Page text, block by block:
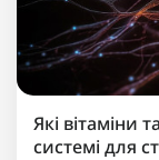
Які вітаміни
системі для